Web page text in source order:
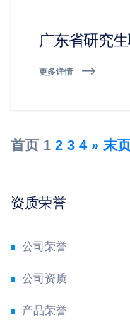
广东省研究
更多详情
首页 1 2 3 4 » 末
资质荣誉
公司荣誉
公司资质
产品荣誉